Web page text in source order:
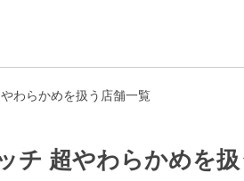
わらかめを扱う店舗一覧
チ 超やわらかめを